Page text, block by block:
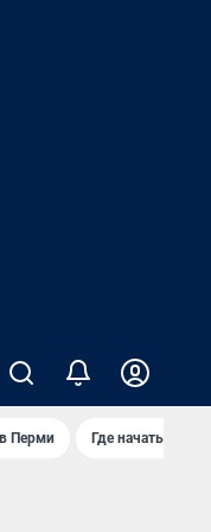
Перми Где начать